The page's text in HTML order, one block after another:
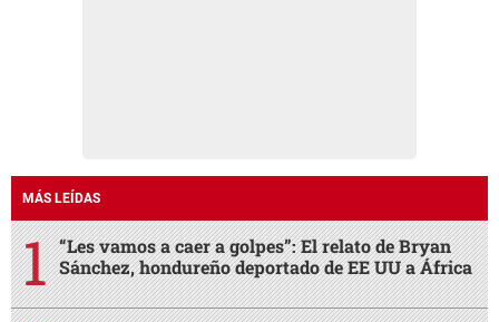
MÁS LEÍDAS
“Les vamos a caer a golpes”: El relato de Bryan
Sánchez, hondureño deportado de EE UU a África